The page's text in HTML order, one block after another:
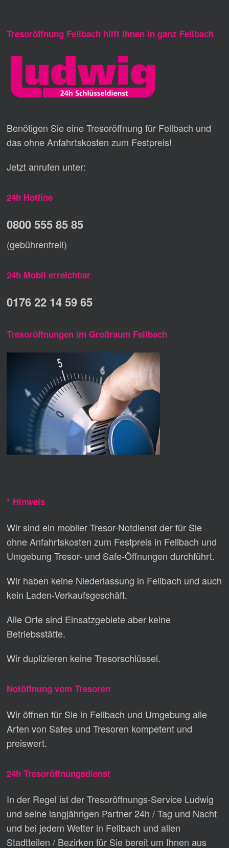
Tresoröffnung Fellbach hilft Ihnen in ganz Fellbach
Benötigen Sie eine Tresoröffnung für Fellbach und
das ohne Anfahrtskosten zum Festpreis!
Jetzt anrufen unter:
24h Hotline
0800 555 85 85
(gebührenfrei!)
24h Mobil erreichbar
0176 22 14 59 65
Tresoröffnungen im Großraum Fellbach
* Hinweis
Wir sind ein mobiler Tresor-Notdienst der für Sie
ohne Anfahrtskosten zum Festpreis in Fellbach und
Umgebung Tresor- und Safe-Öffnungen durchführt.
Wir haben keine Niederlassung in Fellbach und auch
kein Laden-Verkaufsgeschäft.
Alle Orte sind Einsatzgebiete aber keine
Betriebsstätte.
Wir duplizieren keine Tresorschlüssel.
Notöffnung vom Tresoren
Wir öffnen für Sie in Fellbach und Umgebung alle
Arten von Safes und Tresoren kompetent und
preiswert.
24h Tresoröffnungsdienst
In der Regel ist der Tresoröffnungs-Service Ludwig
und seine langjährigen Partner 24h / Tag und Nacht
und bei jedem Wetter in Fellbach und allen
Stadtteilen / Bezirken für Sie bereit um Ihnen aus